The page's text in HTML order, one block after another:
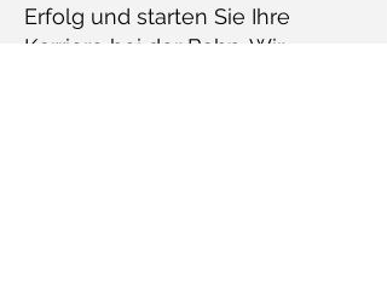
Erfolg und starten Sie Ihre
Karriere bei der Bahn. Wir